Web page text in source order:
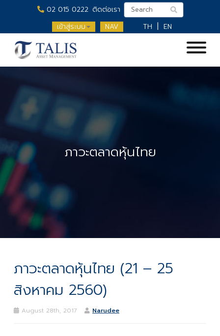
02 015 0222 ติดต่อเรา
เข้าสู่ระบบ
NAV TH EN
ภาวะตลาดหุ้นไทย
ภาวะตลาดหุ้นไทย (21 – 25
สิงหาคม 2560)
August 28th, 2017 Narudee